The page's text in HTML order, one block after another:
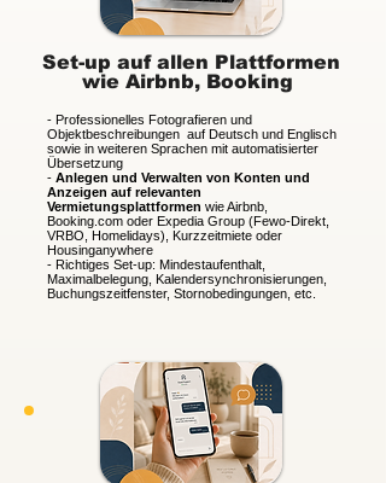
Set-up auf allen Plattformen
wie Airbnb, Booking
- Professionelles Fotografieren und
Objektbeschreibungen auf Deutsch und Englisch
sowie in weiteren Sprachen mit automatisierter
Übersetzung
- Anlegen und Verwalten von Konten und
Anzeigen auf relevanten
Vermietungsplattformen wie Airbnb,
Booking.com oder Expedia Group (Fewo-Direkt,
VRBO, Homelidays), Kurzzeitmiete oder
Housinganywhere
- Richtiges Set-up: Mindestaufenthalt,
Maximalbelegung, Kalendersynchronisierungen,
Buchungszeitfenster, Stornobedingungen, etc.